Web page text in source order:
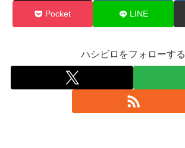
Pocket LINE
ハシビロをフォローする